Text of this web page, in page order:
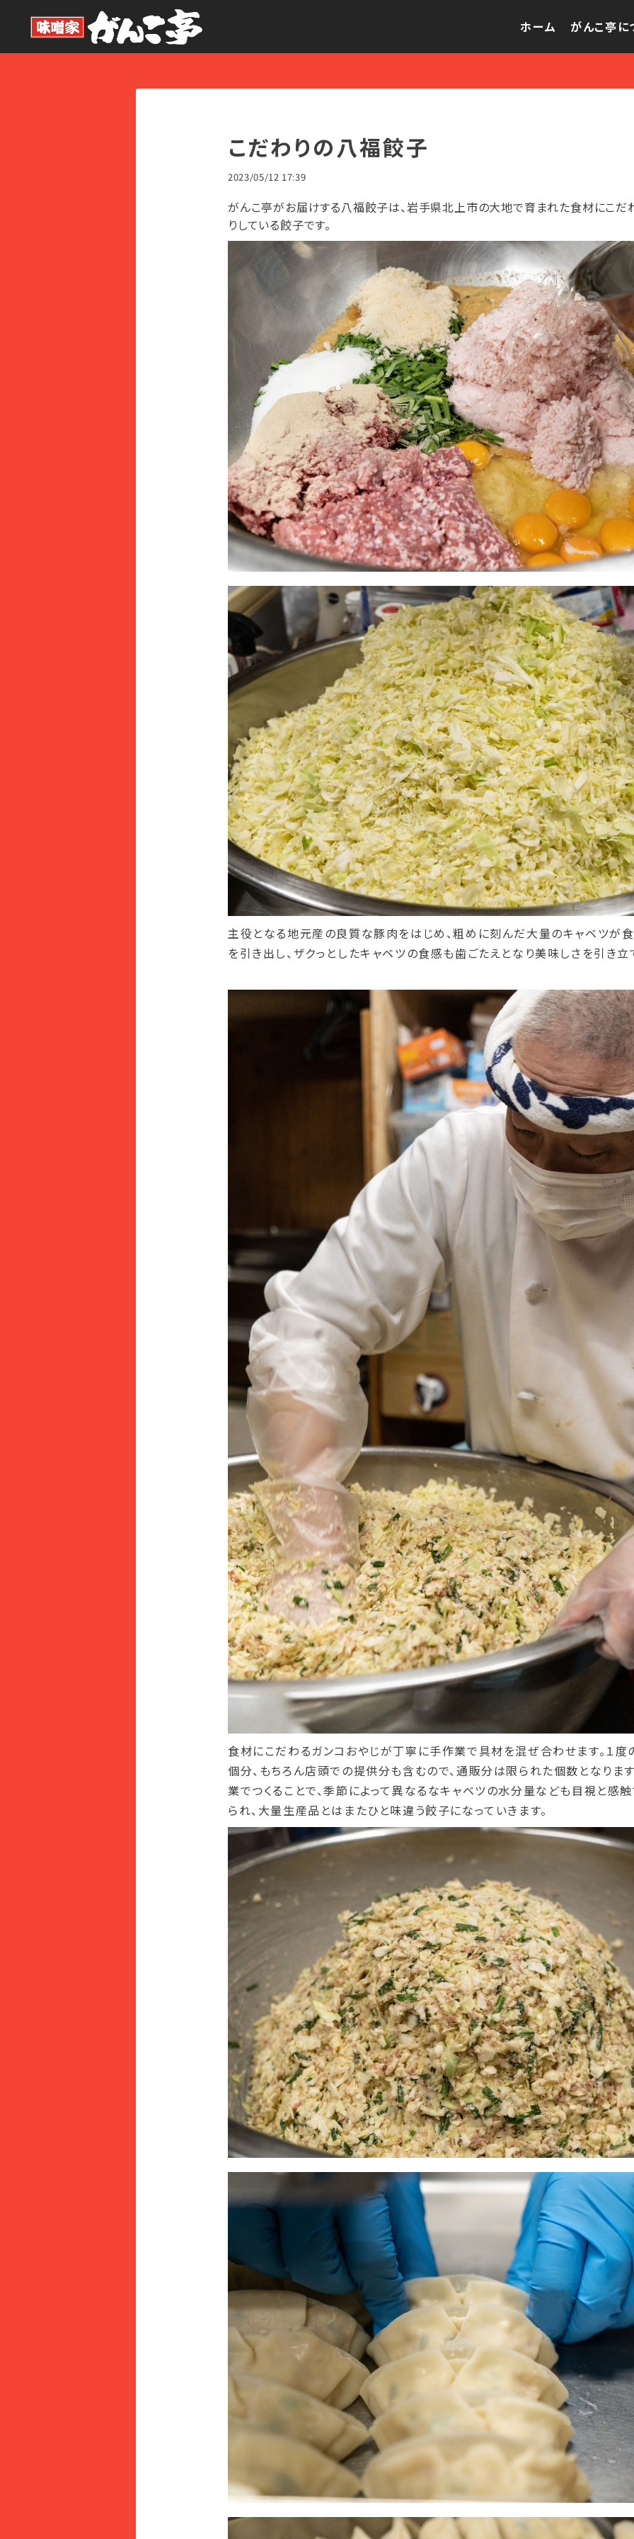
ホーム がんこ亭に
こだわりの八福餃子
2023/05/12 17:39
がんこ亭がお届けする八福餃子は、岩手県北上市の大地で育まれた食材にこだ
りしている餃子です。
主役となる地元産の良質な豚肉をはじめ、粗めに刻んだ大量のキャベツが
を引き出し、ザクっとしたキャベツの食感も歯ごたえとなり美味しさを引き立
食材にこだわるガンコおやじが丁寧に手作業で具材を混ぜ合わせます。１
個分、もちろん店頭での提供分も含むので、通販分は限られた個数となりま
業でつくることで、季節によって異なるなキャベツの水分量なども目視と感
られ、大量生産品とはまたひと味違う餃子になっていきます。